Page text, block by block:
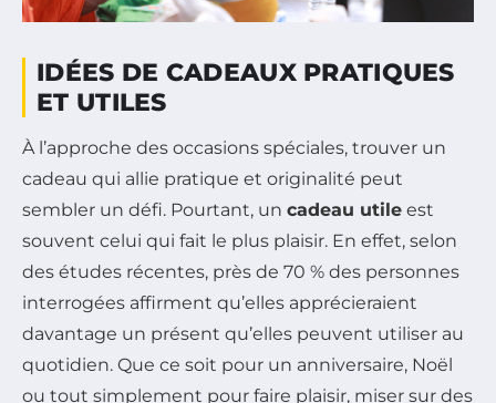
IDÉES DE CADEAUX PRATIQUES
ET UTILES
À l’approche des occasions spéciales, trouver un
cadeau qui allie pratique et originalité peut
sembler un défi. Pourtant, un cadeau utile est
souvent celui qui fait le plus plaisir. En effet, selon
des études récentes, près de 70 % des personnes
interrogées affirment qu’elles apprécieraient
davantage un présent qu’elles peuvent utiliser au
quotidien. Que ce soit pour un anniversaire, Noël
ou tout simplement pour faire plaisir, miser sur des